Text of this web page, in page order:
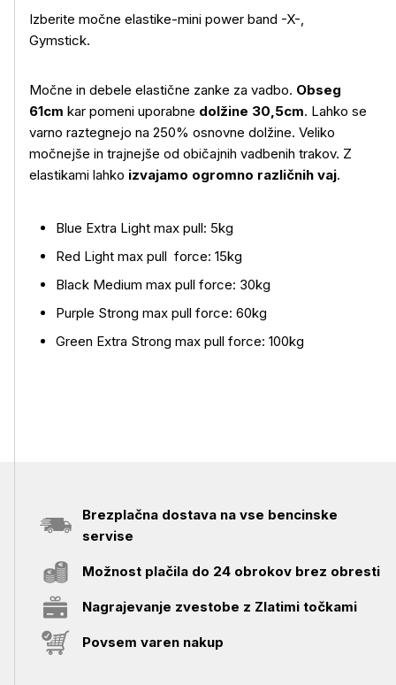
Izberite močne elastike-mini power band -X-,
Gymstick.
Močne in debele elastične zanke za vadbo. Obseg
61cm kar pomeni uporabne dolžine 30,5cm. Lahko se
varno raztegnejo na 250% osnovne dolžine. Veliko
močnejše in trajnejše od običajnih vadbenih trakov. Z
elastikami lahko izvajamo ogromno različnih vaj.
Blue Extra Light max pull: 5kg
Red Light max pull force: 15kg
Black Medium max pull force: 30kg
Purple Strong max pull force: 60kg
Green Extra Strong max pull force: 100kg
Brezplačna dostava na vse bencinske
servise
Možnost plačila do 24 obrokov brez obresti
Nagrajevanje zvestobe z Zlatimi točkami
Povsem varen nakup